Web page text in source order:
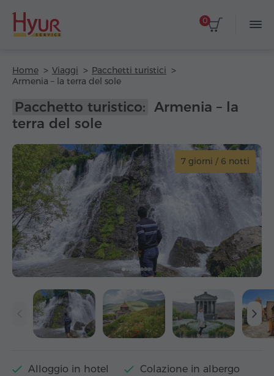
0
Home Viaggi
Pacchetti turistici
Armenia – la terra del sole
Pacchetto turistico: Armenia – la
terra del sole
7 giorni / 6 notti
Alloggio in hotel
Colazione in albergo